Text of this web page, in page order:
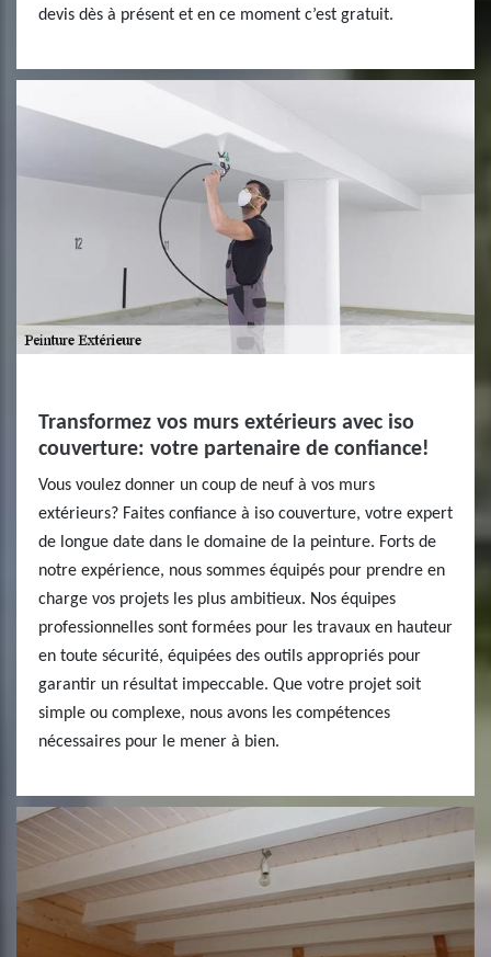
devis dès à présent et en ce moment c’est gratuit.
Transformez vos murs extérieurs avec iso
couverture: votre partenaire de confiance!
Vous voulez donner un coup de neuf à vos murs
extérieurs? Faites confiance à iso couverture, votre expert
de longue date dans le domaine de la peinture. Forts de
notre expérience, nous sommes équipés pour prendre en
charge vos projets les plus ambitieux. Nos équipes
professionnelles sont formées pour les travaux en hauteur
en toute sécurité, équipées des outils appropriés pour
garantir un résultat impeccable. Que votre projet soit
simple ou complexe, nous avons les compétences
nécessaires pour le mener à bien.